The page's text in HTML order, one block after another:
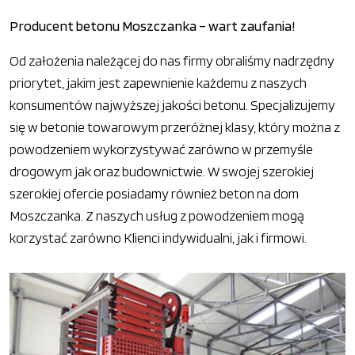
Producent betonu Moszczanka – wart zaufania!
Od założenia należącej do nas firmy obraliśmy nadrzędny
priorytet, jakim jest zapewnienie każdemu z naszych
konsumentów najwyższej jakości betonu. Specjalizujemy
się w betonie towarowym przeróżnej klasy, który można z
powodzeniem wykorzystywać zarówno w przemyśle
drogowym jak oraz budownictwie. W swojej szerokiej
szerokiej ofercie posiadamy również beton na dom
Moszczanka. Z naszych usług z powodzeniem mogą
korzystać zarówno Klienci indywidualni, jak i firmowi.